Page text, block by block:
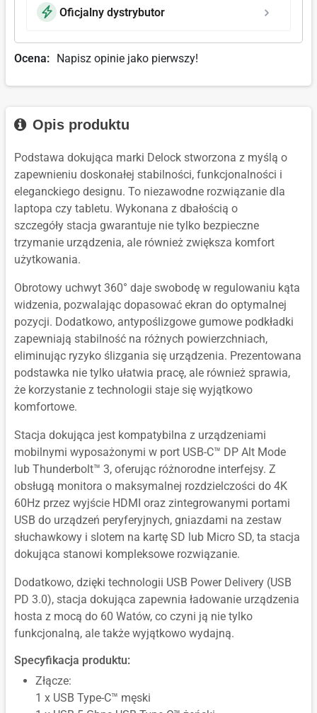
Oficjalny dystrybutor
Ocena: Napisz opinie jako pierwszy!
Opis produktu
Podstawa dokująca marki Delock stworzona z myślą o
zapewnieniu doskonałej stabilności, funkcjonalności i
eleganckiego designu. To niezawodne rozwiązanie dla
laptopa czy tabletu. Wykonana z dbałością o
szczegóły stacja gwarantuje nie tylko bezpieczne
trzymanie urządzenia, ale również zwiększa komfort
użytkowania.
Obrotowy uchwyt 360° daje swobodę w regulowaniu kąta
widzenia, pozwalając dopasować ekran do optymalnej
pozycji. Dodatkowo, antypoślizgowe gumowe podkładki
zapewniają stabilność na różnych powierzchniach,
eliminując ryzyko ślizgania się urządzenia. Prezentowana
podstawka nie tylko ułatwia pracę, ale również sprawia,
że korzystanie z technologii staje się wyjątkowo
komfortowe.
Stacja dokująca jest kompatybilna z urządzeniami
mobilnymi wyposażonymi w port USB-C™ DP Alt Mode
lub Thunderbolt™ 3, oferując różnorodne interfejsy. Z
obsługą monitora o maksymalnej rozdzielczości do 4K
60Hz przez wyjście HDMI oraz zintegrowanymi portami
USB do urządzeń peryferyjnych, gniazdami na zestaw
słuchawkowy i slotem na kartę SD lub Micro SD, ta stacja
dokująca stanowi kompleksowe rozwiązanie.
Dodatkowo, dzięki technologii USB Power Delivery (USB
PD 3.0), stacja dokująca zapewnia ładowanie urządzenia
hosta z mocą do 60 Watów, co czyni ją nie tylko
funkcjonalną, ale także wyjątkowo wydajną.
Specyfikacja produktu:
Złącze:
1 x USB Type-C™ męski